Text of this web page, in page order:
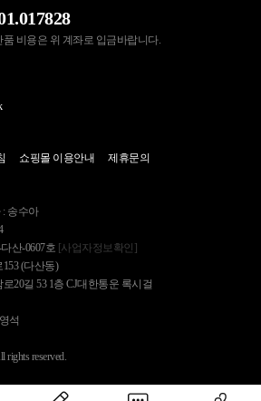
비용은 위 계좌로 입금바랍니다.
쇼핑몰 이용안내 제휴문의
송수아
산-0607호 [사업자정보확인]
(다산동)
20길 53 1층 CJ대한통운 록시걸
석
rights reserved.